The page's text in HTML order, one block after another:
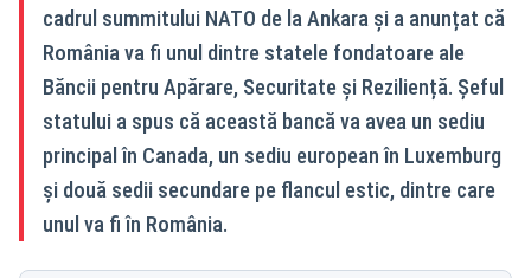
cadrul summitului NATO de la Ankara și a anunțat că
România va fi unul dintre statele fondatoare ale
Băncii pentru Apărare, Securitate și Reziliență. Șeful
statului a spus că această bancă va avea un sediu
principal în Canada, un sediu european în Luxemburg
și două sedii secundare pe flancul estic, dintre care
unul va fi în România.